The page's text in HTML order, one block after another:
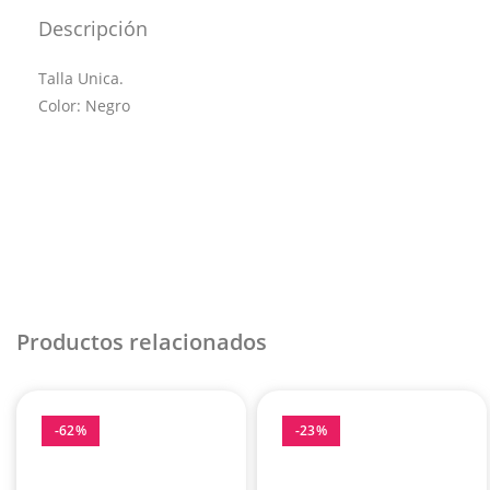
Descripción
Talla Unica.
Color: Negro
Productos relacionados
-62% -23%